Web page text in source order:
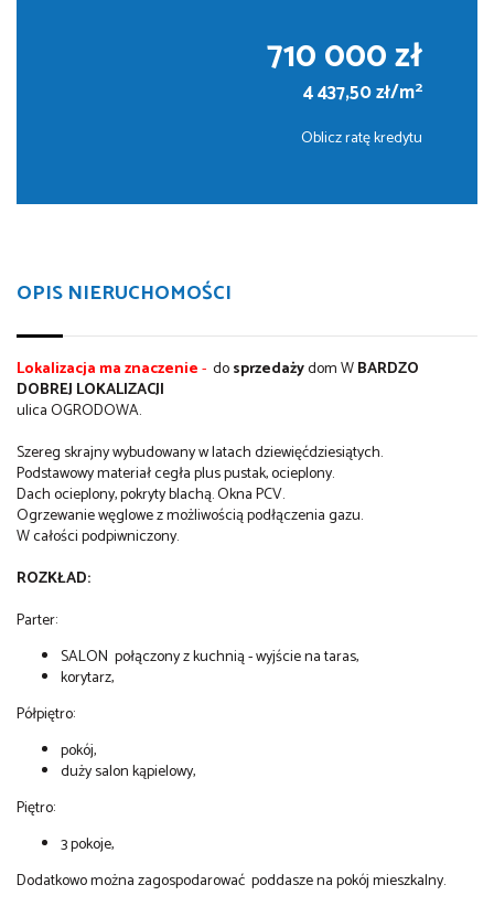
710 000 zł
4 437,50 zł/m2
Oblicz ratę kredytu
OPIS NIERUCHOMOŚCI
Lokalizacja ma znaczenie- dosprzedażydom WBARDZO
DOBREJ LOKALIZACJI
ulica OGRODOWA.
Szereg skrajny wybudowany w latach dziewięćdziesiątych.
Podstawowy materiał cegła plus pustak, ocieplony.
Dach ocieplony, pokryty blachą. Okna PCV.
Ogrzewanie węglowe z możliwością podłączenia gazu.
W całości podpiwniczony.
ROZKŁAD:
Parter:
SALON połączony z kuchnią - wyjście na taras,
korytarz,
Półpiętro:
pokój,
duży salon kąpielowy,
Piętro:
3 pokoje,
Dodatkowo można zagospodarować poddasze na pokój mieszkalny.